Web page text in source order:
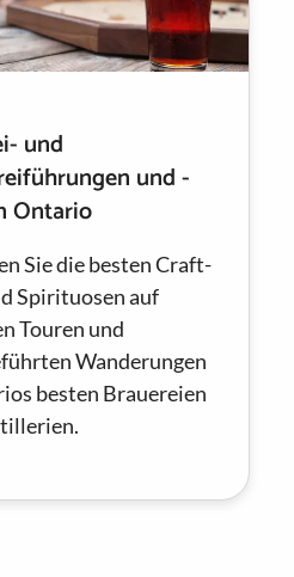
und
und -
Ontario
Sie die besten Craft-
Spirituosen auf
Touren und
Wanderungen
besten Brauereien